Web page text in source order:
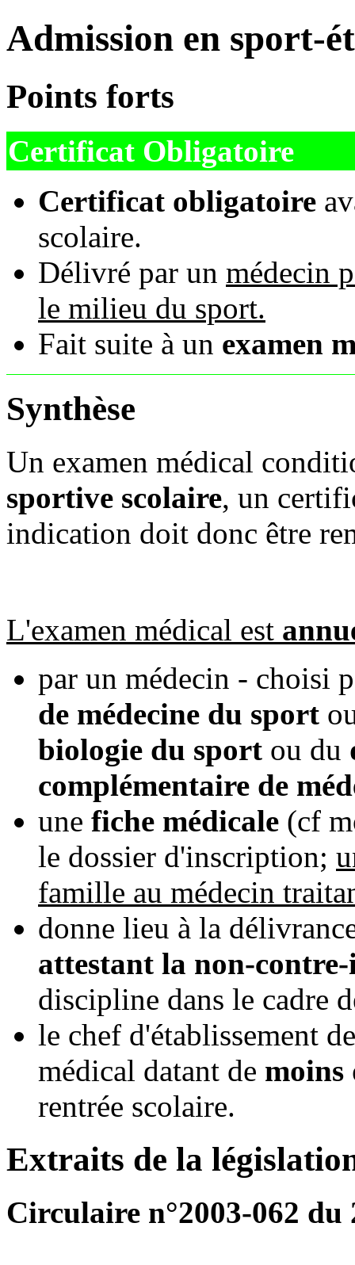
Admission en sport-
Points forts
Certificat Obligatoire
Certificat obligatoire
scolaire.
Délivré par un médecin
le milieu du sport.
Fait suite à un examen
Synthèse
Un examen médical
sportive scolaire, un
indication doit donc être
L'examen médical est
par un médecin - choisi
de médecine du sport
biologie du sport ou du
complémentaire de
une fiche médicale (cf
le dossier d'inscription;
famille au médecin
donne lieu à la
attestant la non-
discipline dans le cadre
le chef d'établissement
médical datant de moins
rentrée scolaire.
Extraits de la
Circulaire n°2003-062 du